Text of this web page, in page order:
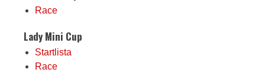
Race
Lady Mini Cup
Startlista
Race